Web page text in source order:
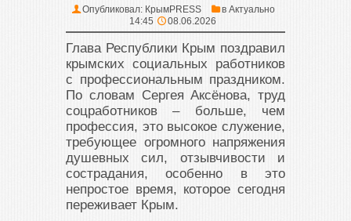
Опубликовал: КрымPRESS в Актуально
14:45
08.06.2026
Глава Республики Крым поздравил
крымских социальных работников
с профессиональным праздником.
По словам Сергея Аксёнова, труд
соцработников – больше, чем
профессия, это высокое служение,
требующее огромного напряжения
душевных сил, отзывчивости и
сострадания, особенно в это
непростое время, которое сегодня
переживает Крым.